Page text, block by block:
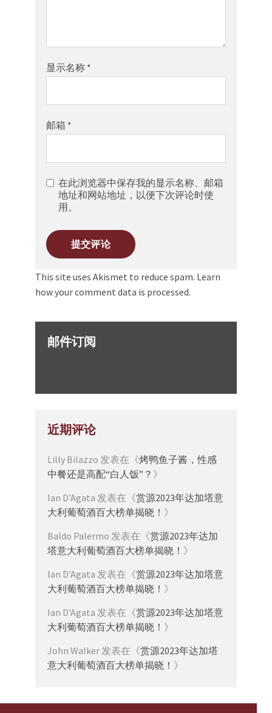
显示名称 *
邮箱 *
在此浏览器中保存我的显示名称、邮箱
地址和网站地址，以便下次评论时使
用。
This site uses Akismet to reduce spam. Learn
how your comment data is processed.
邮件订阅
近期评论
Lilly Bilazzo 发表在《烤鸭鱼子酱，性感
中餐还是高配“白人饭”？ 》
Ian D'Agata 发表在《赏源2023年达加塔意
大利葡萄酒百大榜单揭晓！ 》
Baldo Palermo 发表在《赏源2023年达加
塔意大利葡萄酒百大榜单揭晓！ 》
Ian D'Agata 发表在《赏源2023年达加塔意
大利葡萄酒百大榜单揭晓！ 》
Ian D'Agata 发表在《赏源2023年达加塔意
大利葡萄酒百大榜单揭晓！ 》
John Walker 发表在《赏源2023年达加塔
意大利葡萄酒百大榜单揭晓！ 》